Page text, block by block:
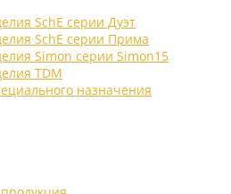
SchE серии Дуэт
SchE серии Прима
Simon серии Simon15
TDM
назначения